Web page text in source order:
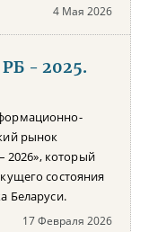
4 Мая 2026
- 2025.
рынок
2026», который
состояния
Беларуси.
17 Февраля 2026